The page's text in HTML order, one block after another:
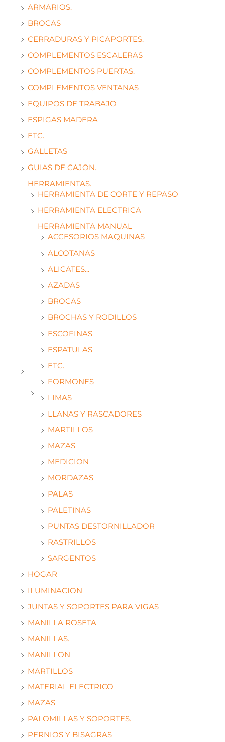
ARMARIOS.
BROCAS
CERRADURAS Y PICAPORTES.
COMPLEMENTOS ESCALERAS
COMPLEMENTOS PUERTAS.
COMPLEMENTOS VENTANAS
EQUIPOS DE TRABAJO
ESPIGAS MADERA
ETC.
GALLETAS
GUIAS DE CAJON.
HERRAMIENTAS.
HERRAMIENTA DE CORTE Y REPASO
HERRAMIENTA ELECTRICA
HERRAMIENTA MANUAL
ACCESORIOS MAQUINAS
ALCOTANAS
ALICATES...
AZADAS
BROCAS
BROCHAS Y RODILLOS
ESCOFINAS
ESPATULAS
ETC.
FORMONES
LIMAS
LLANAS Y RASCADORES
MARTILLOS
MAZAS
MEDICION
MORDAZAS
PALAS
PALETINAS
PUNTAS DESTORNILLADOR
RASTRILLOS
SARGENTOS
HOGAR
ILUMINACION
JUNTAS Y SOPORTES PARA VIGAS
MANILLA ROSETA
MANILLAS.
MANILLON
MARTILLOS
MATERIAL ELECTRICO
MAZAS
PALOMILLAS Y SOPORTES.
PERNIOS Y BISAGRAS